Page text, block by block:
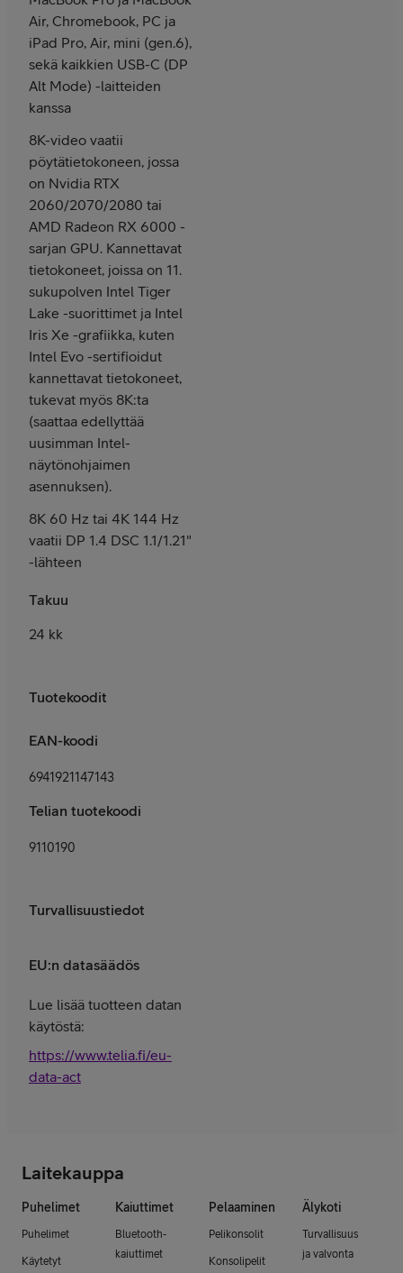
Air, Chromebook, PC ja
iPad Pro, Air, mini (gen.6),
sekä kaikkien USB-C (DP
Alt Mode) -laitteiden
kanssa
8K-video vaatii
pöytätietokoneen, jossa
on Nvidia RTX
2060/2070/2080 tai
AMD Radeon RX 6000 -
sarjan GPU. Kannettavat
tietokoneet, joissa on 11.
sukupolven Intel Tiger
Lake -suorittimet ja Intel
Iris Xe -grafiikka, kuten
Intel Evo -sertifioidut
kannettavat tietokoneet,
tukevat myös 8K:ta
(saattaa edellyttää
uusimman Intel-
näytönohjaimen
asennuksen).
8K 60 Hz tai 4K 144 Hz
vaatii DP 1.4 DSC 1.1/1.21"
-lähteen
Takuu
24 kk
Tuotekoodit
EAN-koodi
6941921147143
Telian tuotekoodi
9110190
Turvallisuustiedot
EU:n datasäädös
Lue lisää tuotteen datan
käytöstä:
https://www.telia.fi/eu-
data-act
Laitekauppa
Puhelimet
Puhelimet
Käytetyt
Kaiuttimet
Bluetooth-
kaiuttimet
Pelaaminen
Pelikonsolit
Konsolipelit
Älykoti
Turvallisuus
ja valvonta